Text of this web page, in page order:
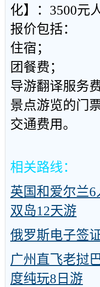
化】：3500元
报价包括：
住宿；
团餐费；
导游翻译服务费
景点游览的门
交通费用。
相关路线：
英国和爱尔兰
双岛12天游
俄罗斯电子签
广州直飞老挝
度纯玩8日游